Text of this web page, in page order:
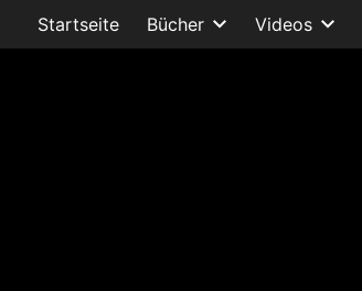
Startseite Bücher Videos